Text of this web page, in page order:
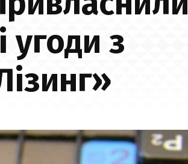
угоди з